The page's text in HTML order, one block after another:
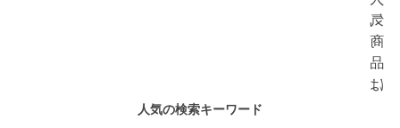
人気の検索キーワード